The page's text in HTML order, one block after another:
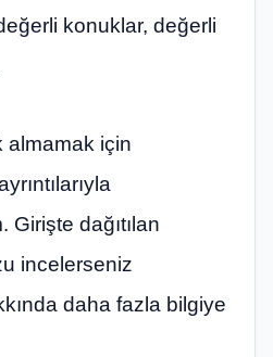
konuklar, değerli
almamak için
dağıtılan
incelerseniz
daha fazla bilgiye